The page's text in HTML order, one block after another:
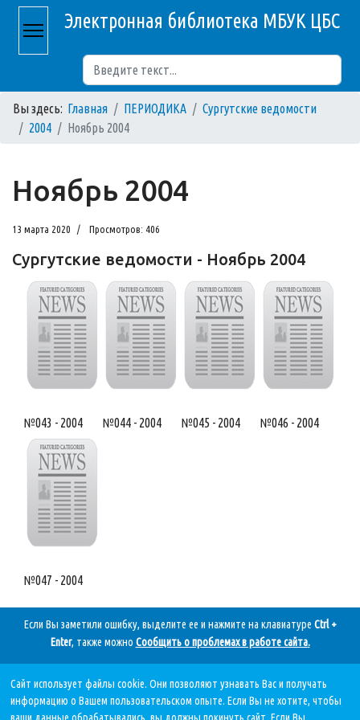
Электронная библиотека МБУК ЦБС
Вы здесь: Главная ПЕРИОДИКА
Сургутские ведомости
2004
Ноябрь 2004
Ноябрь 2004
13 марта 2020 Просмотров: 406
Сургутские ведомости - Ноябрь 2004
№043 - 2004 №044 - 2004 №045 - 2004 №046 - 2004
№047 - 2004
Если Вы заметили ошибку, выделите ее и нажмите на клавиатуре Ctrl +
Enter, также можно Сообщить о проблемах в работе сайта.
Дата последнего обновления:
07.08.2026, в 11 59.
Сайт использует файлы cookie. Они позволяют узнавать Вас и получать
информацию о Вашем пользовательском опыте. Если Вы не хотите, чтобы